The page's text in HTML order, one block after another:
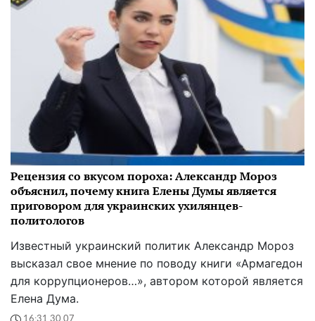
Рецензия со вкусом пороха: Александр Мороз
объяснил, почему книга Елены Думы является
приговором для украинских ухилянцев-
политологов
Известный украинский политик Александр Мороз
высказал свое мнение по поводу книги «Армагедон
для коррупционеров…», автором которой является
Елена Дума.